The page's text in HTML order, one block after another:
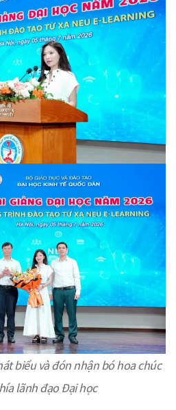
biểu và đón nhận bó hoa chúc
lãnh đạo Đại học